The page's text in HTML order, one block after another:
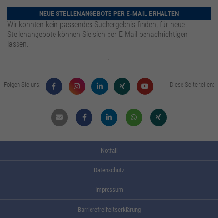
NEUE STELLENANGEBOTE PER E-MAIL ERHALTEN
Wir konnten kein passendes Suchergebnis finden, für neue
Stellenangebote können Sie sich per E-Mail benachrichtigen
lassen.
1
Folgen Sie uns: Diese Seite teilen:
Mail FacebookLinkdin WhatsappXing
Notfall
Datenschutz
Impressum
Barrierefreiheitserklärung
Zweck Speichert die Kontrasteinstellung der Webseite.
zusätzliche Informationen anzubieten.